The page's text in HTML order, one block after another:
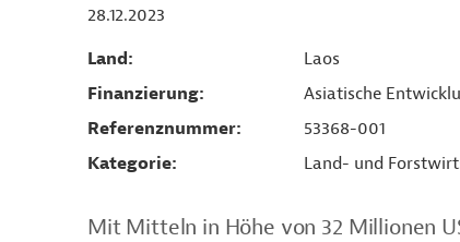
28.12.2023
Land
Laos
Finanzierung
Asiatische
Referenznummer
53368-001
Kategorie
Land- und
Mit Mitteln in Höhe von 32 Millionen